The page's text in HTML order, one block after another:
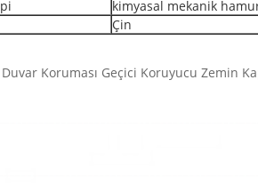
kimyasal mekanik
Çin
Koruması Geçici Koruyucu Zemin